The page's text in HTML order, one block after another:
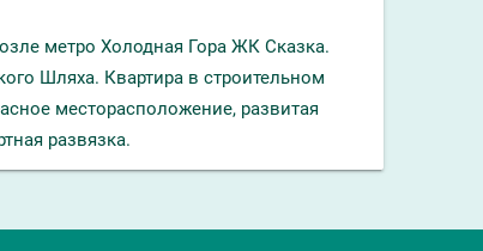
метро Холодная Гора ЖК Сказка.
Шляха. Квартира в строительном
месторасположение, развитая
развязка.